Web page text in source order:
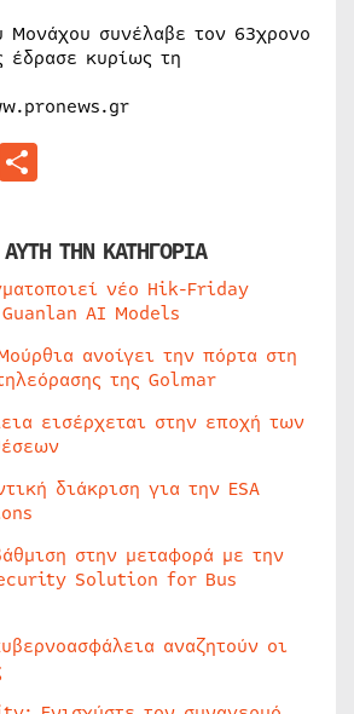
Μονάχου συνέλαβε τον 63χρονο
έδρασε κυρίως τη
Messenger
ΤΗΝ ΚΑΤΗΓΟΡΙΑ
νέο Hik-Friday
AI Models
ανοίγει την πόρτα στη
της Golmar
εισέρχεται στην εποχή των
διάκριση για την ESA
στην μεταφορά με την
Solution for Bus
αναζητούν οι